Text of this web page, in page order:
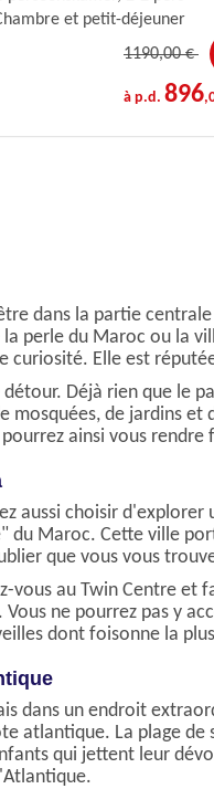
et petit-déjeuner
1190,00 €
à p.d. 896
dans la partie
la perle du Maroc ou la
curiosité. Elle est
Déjà rien que le
mosquées, de jardins
ainsi vous
aussi choisir
du Maroc. Cette ville
que vous vous
vous au Twin Centre
ne pourrez pas y
dont foisonne la
dans un endroit
atlantique. La plage de
qui jettent leur